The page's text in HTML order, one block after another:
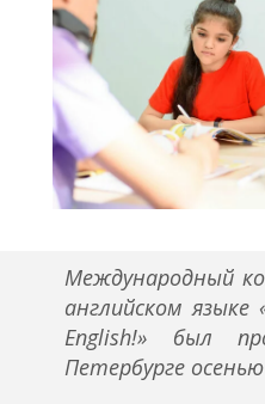
Международный
английском
English!» был
Петербурге